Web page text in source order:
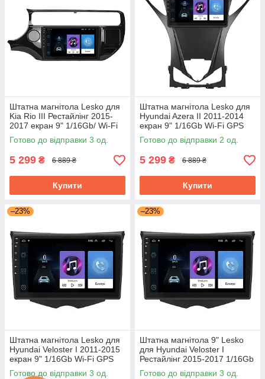
Штатна магнітола Lesko для
Kia Rio III Рестайлінг 2015-
2017 екран 9" 1/16Gb/ Wi-Fi
Base GPS Android
Готово до відправки 3 од.
5 299 ₴ 6 889 ₴
Купити
Штатна магнітола Lesko для
Hyundai Azera II 2011-2014
екран 9" 1/16Gb Wi-Fi GPS
Base Хюндай Азера
Готово до відправки 2 од.
5 299 ₴ 6 889 ₴
Купити
–23%
Штатна магнітола Lesko для
Hyundai Veloster I 2011-2015
екран 9" 1/16Gb Wi-Fi GPS
Base Велостер
Готово до відправки 3 од.
–23%
Штатна магнітола 9" Lesko
для Hyundai Veloster I
Рестайлінг 2015-2017 1/16Gb
Wi-Fi GPS Base Хюндай
Готово до відправки 3 од.